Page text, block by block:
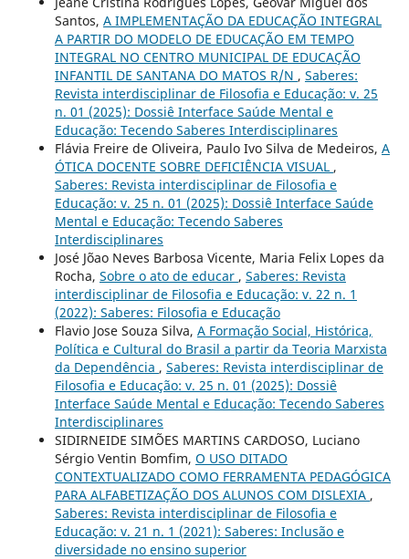
Santos, A IMPLEMENTAÇÃO DA EDUCAÇÃO INTEGRAL
A PARTIR DO MODELO DE EDUCAÇÃO EM TEMPO
INTEGRAL NO CENTRO MUNICIPAL DE EDUCAÇÃO
INFANTIL DE SANTANA DO MATOS R/N , Saberes:
Revista interdisciplinar de Filosofia e Educação: v. 25
n. 01 (2025): Dossiê Interface Saúde Mental e
Educação: Tecendo Saberes Interdisciplinares
Flávia Freire de Oliveira, Paulo Ivo Silva de Medeiros, A
ÓTICA DOCENTE SOBRE DEFICIÊNCIA VISUAL ,
Saberes: Revista interdisciplinar de Filosofia e
Educação: v. 25 n. 01 (2025): Dossiê Interface Saúde
Mental e Educação: Tecendo Saberes
Interdisciplinares
José Jõao Neves Barbosa Vicente, Maria Felix Lopes da
Rocha, Sobre o ato de educar , Saberes: Revista
interdisciplinar de Filosofia e Educação: v. 22 n. 1
(2022): Saberes: Filosofia e Educação
Flavio Jose Souza Silva, A Formação Social, Histórica,
Política e Cultural do Brasil a partir da Teoria Marxista
da Dependência , Saberes: Revista interdisciplinar de
Filosofia e Educação: v. 25 n. 01 (2025): Dossiê
Interface Saúde Mental e Educação: Tecendo Saberes
Interdisciplinares
SIDIRNEIDE SIMÕES MARTINS CARDOSO, Luciano
Sérgio Ventin Bomfim, O USO DITADO
CONTEXTUALIZADO COMO FERRAMENTA PEDAGÓGICA
PARA ALFABETIZAÇÃO DOS ALUNOS COM DISLEXIA ,
Saberes: Revista interdisciplinar de Filosofia e
Educação: v. 21 n. 1 (2021): Saberes: Inclusão e
diversidade no ensino superior